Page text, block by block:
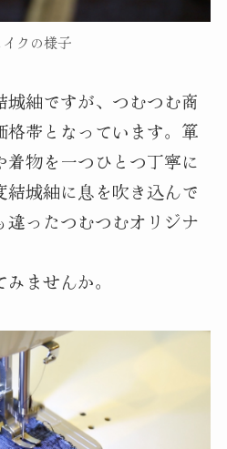
イクの様子
紬ですが、つむつむ商
格帯となっています。箪
物を一つひとつ丁寧に
結城紬に息を吹き込んで
違ったつむつむオリジナ
ませんか。